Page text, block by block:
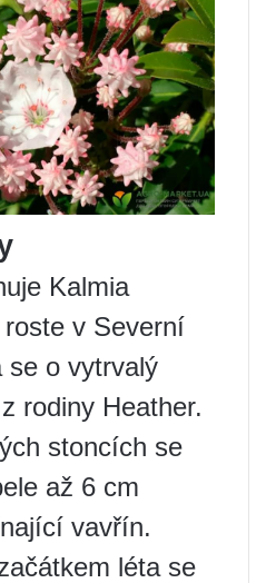
Kalmia
v Severní
se o vytrvalý
rodiny Heather.
stoncích se
až 6 cm
vavřín.
léta se